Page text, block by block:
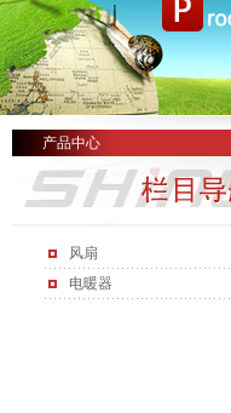
产品中心
风扇
电暖器